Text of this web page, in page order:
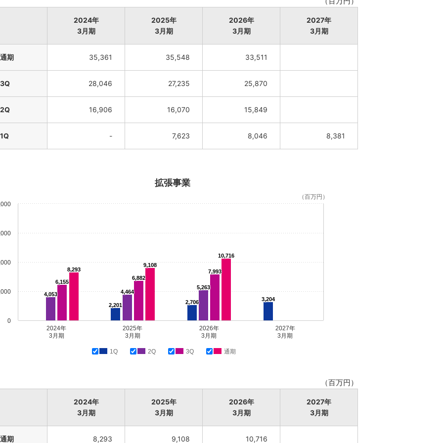
2024年
3月期
2025年
3月期
2026年
3月期
2027年
3月期
通期 35,361 35,548 33,511
3Q 28,046 27,235 25,870
2Q 16,906 16,070 15,849
1Q - 7,623 8,046 8,381
（百万円）
拡張事業
2,201 2,706 3,204
4,053 4,464
5,263
6,155
6,882
7,993
8,293
9,108
10,716
1Q 2Q 3Q 通期
2024年
3月期
2025年
3月期
2026年
3月期
2027年
3月期
0
（百万円）
2024年
3月期
2025年
3月期
2026年
3月期
2027年
3月期
通期 8,293 9,108 10,716